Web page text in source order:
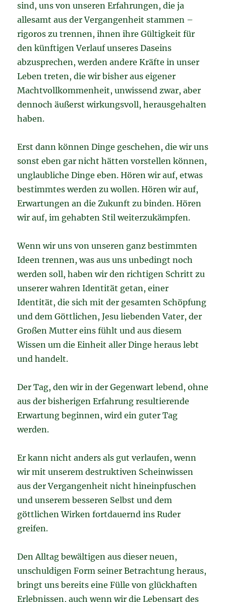
sind, uns von unseren Erfahrungen, die ja
allesamt aus der Vergangenheit stammen –
rigoros zu trennen, ihnen ihre Gültigkeit für
den künftigen Verlauf unseres Daseins
abzusprechen, werden andere Kräfte in unser
Leben treten, die wir bisher aus eigener
Machtvollkommenheit, unwissend zwar, aber
dennoch äußerst wirkungsvoll, herausgehalten
haben.
Erst dann können Dinge geschehen, die wir uns
sonst eben gar nicht hätten vorstellen können,
unglaubliche Dinge eben. Hören wir auf, etwas
bestimmtes werden zu wollen. Hören wir auf,
Erwartungen an die Zukunft zu binden. Hören
wir auf, im gehabten Stil weiterzukämpfen.
Wenn wir uns von unseren ganz bestimmten
Ideen trennen, was aus uns unbedingt noch
werden soll, haben wir den richtigen Schritt zu
unserer wahren Identität getan, einer
Identität, die sich mit der gesamten Schöpfung
und dem Göttlichen, Jesu liebenden Vater, der
Großen Mutter eins fühlt und aus diesem
Wissen um die Einheit aller Dinge heraus lebt
und handelt.
Der Tag, den wir in der Gegenwart lebend, ohne
aus der bisherigen Erfahrung resultierende
Erwartung beginnen, wird ein guter Tag
werden.
Er kann nicht anders als gut verlaufen, wenn
wir mit unserem destruktiven Scheinwissen
aus der Vergangenheit nicht hineinpfuschen
und unserem besseren Selbst und dem
göttlichen Wirken fortdauernd ins Ruder
greifen.
Den Alltag bewältigen aus dieser neuen,
unschuldigen Form seiner Betrachtung heraus,
bringt uns bereits eine Fülle von glückhaften
Erlebnissen, auch wenn wir die Lebensart des